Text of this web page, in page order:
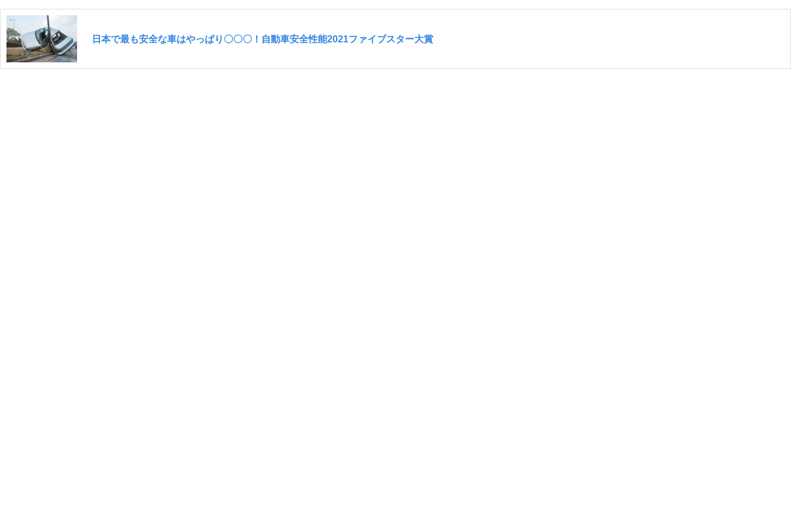
日本で最も安全な車はやっぱり〇〇〇！自動車安全性能2021ファイブスター大賞